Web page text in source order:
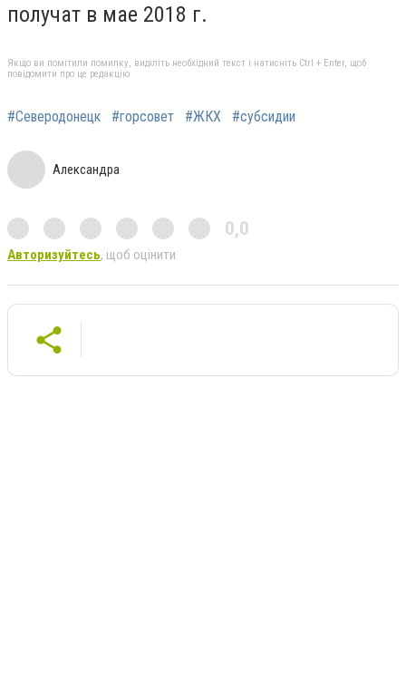
получат в мае 2018 г.
Якщо ви помітили помилку, виділіть необхідний текст і натисніть Ctrl + Enter, щоб
повідомити про це редакцію
#Северодонецк #горсовет #ЖКХ #субсидии
Александра
0,0
Авторизуйтесь, щоб оцінити